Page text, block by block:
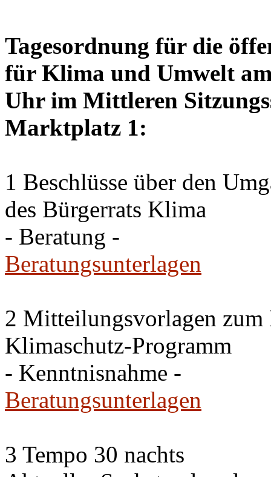
Tagesordnung für die
für Klima und Umwelt
Uhr im Mittleren
Marktplatz 1:
1 Beschlüsse über den
des Bürgerrats Klima
- Beratung -
Beratungsunterlagen
2 Mitteilungsvorlagen zum
Klimaschutz-Programm
- Kenntnisnahme -
Beratungsunterlagen
3 Tempo 30 nachts